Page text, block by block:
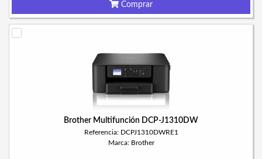
Comprar
Brother Multifunción DCP-J1310DW
Referencia: DCPJ1310DWRE1
Marca: Brother